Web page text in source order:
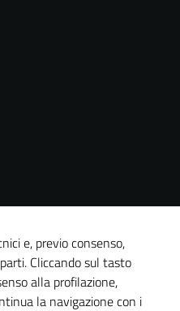
e, previo consenso,
Cliccando sul tasto
alla profilazione,
la navigazione con i